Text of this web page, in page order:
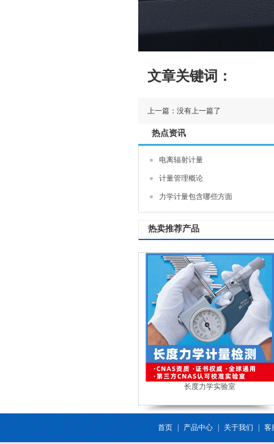
文章关键词：
上一篇：没有上一篇了
热点资讯
电离辐射计量
计量管理概论
力学计量包含哪些方面
热卖推荐产品
长度力学实验室
首页 | 产品中心 | 关于我们 | 客